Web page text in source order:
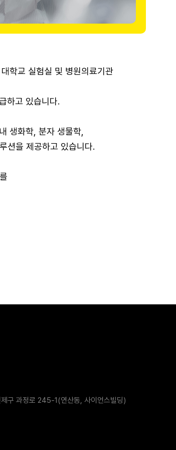
학교 실험실 및 병원의료기관
하고 있습니다.
생화학, 분자 생물학,
션을 제공하고 있습니다.
구 과정로 245-1(연산동, 사이언스빌딩)